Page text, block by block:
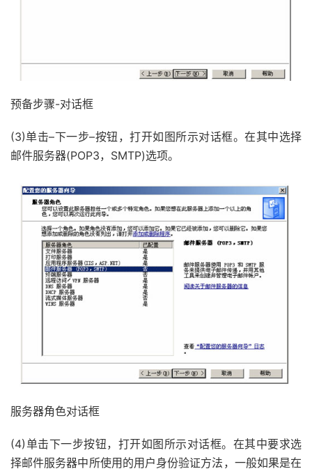
预备步骤-对话框
(3)单击–下一步–按钮，打开如图所示对话框。在其中选择
邮件服务器(POP3，SMTP)选项。
服务器角色对话框
(4)单击下一步按钮，打开如图所示对话框。在其中要求选
择邮件服务器中所使用的用户身份验证方法，一般如果是在